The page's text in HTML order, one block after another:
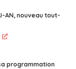
AN, nouveau tout-
programmation